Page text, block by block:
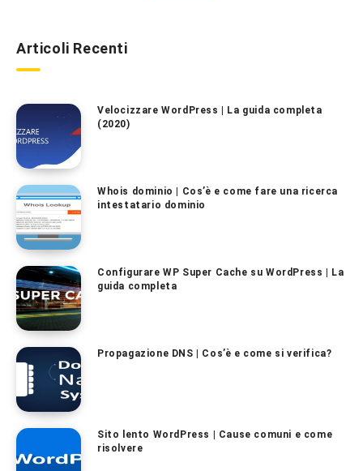
Articoli Recenti
Velocizzare WordPress | La guida completa
(2020)
Whois dominio | Cos’è e come fare una ricerca
intestatario dominio
Configurare WP Super Cache su WordPress | La
guida completa
Propagazione DNS | Cos’è e come si verifica?
Sito lento WordPress | Cause comuni e come
risolvere